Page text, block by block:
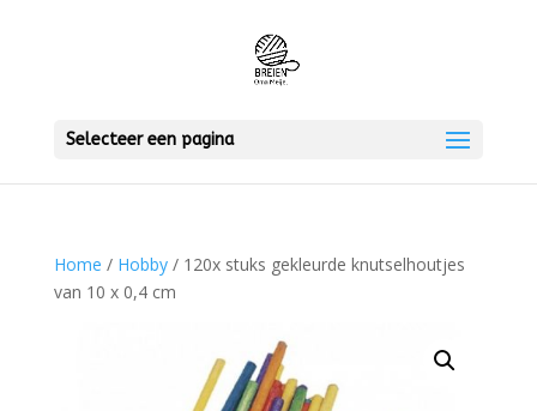
Selecteer een pagina
Home / Hobby/ 120x stuks gekleurde knutselhoutjes
van 10 x 0,4 cm